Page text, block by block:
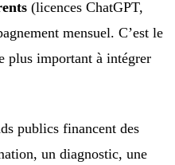
(licences ChatGPT,
mensuel. C’est le
plus important à intégrer
publics financent des
un diagnostic, une